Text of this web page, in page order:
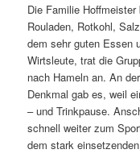
Die Familie
Rouladen, Rotkohl,
dem sehr guten Essen
Wirtsleute, trat die
nach Hameln an. An
Denkmal gab es, weil
– und Trinkpause.
schnell weiter zum
dem stark